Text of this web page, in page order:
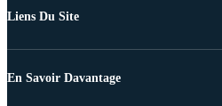
Liens Du Site
En Savoir Davantage